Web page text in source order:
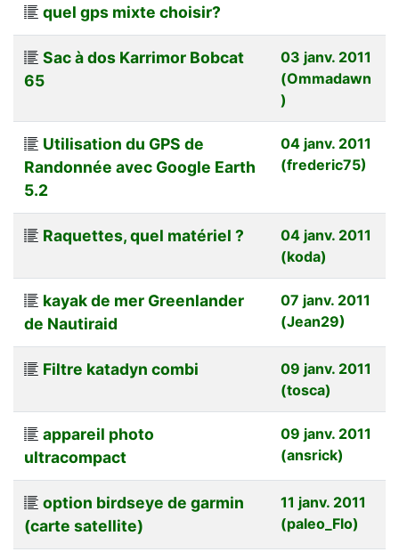
quel gps mixte choisir?
Sac à dos Karrimor Bobcat
65
03 janv. 2011
(Ommadawn
)
Utilisation du GPS de
Randonnée avec Google Earth
5.2
04 janv. 2011
(frederic75)
Raquettes, quel matériel ?
04 janv. 2011
(koda)
kayak de mer Greenlander
de Nautiraid
07 janv. 2011
(Jean29)
Filtre katadyn combi
09 janv. 2011
(tosca)
appareil photo
ultracompact
09 janv. 2011
(ansrick)
option birdseye de garmin
(carte satellite)
11 janv. 2011
(paleo_Flo)